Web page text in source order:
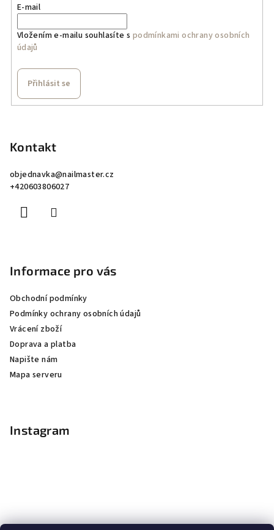
E-mail
Vložením e-mailu souhlasíte s podmínkami ochrany osobních
údajů
Přihlásit se
Kontakt
objednavka@nailmaster.cz
+420603806027
Informace pro vás
Obchodní podmínky
Podmínky ochrany osobních údajů
Vrácení zboží
Doprava a platba
Napište nám
Mapa serveru
Instagram